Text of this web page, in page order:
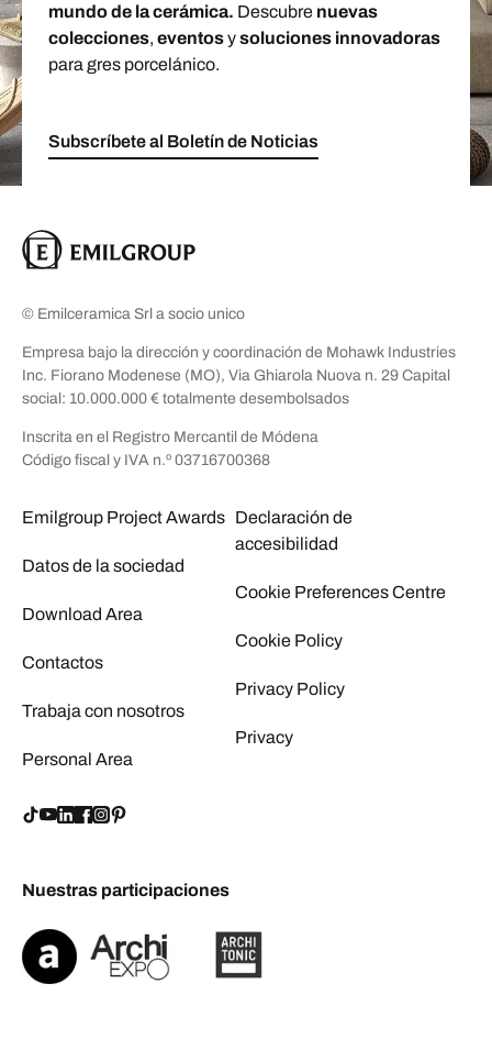
mundo de la cerámica. Descubre nuevas
colecciones, eventosysoluciones innovadoras
para gres porcelánico.
Subscríbete al Boletín de Noticias
© Emilceramica Srl a socio unico
Empresa bajo la dirección y coordinación de Mohawk Industries
Inc. Fiorano Modenese (MO), Via Ghiarola Nuova n. 29 Capital
social: 10.000.000 € totalmente desembolsados
Inscrita en el Registro Mercantil de Módena
Código fiscal y IVA n.º 03716700368
Emilgroup Project Awards
Datos de la sociedad
Download Area
Contactos
Trabaja con nosotros
Personal Area
Declaración de
accesibilidad
Cookie Preferences Centre
Cookie Policy
Privacy Policy
Privacy
Nuestras participaciones